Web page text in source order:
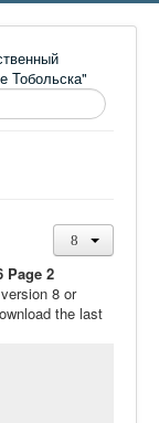
Page 2
8 or
the last